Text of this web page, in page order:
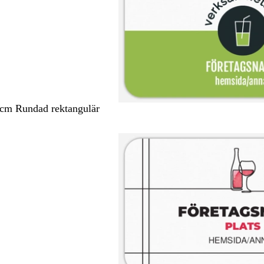
Rundad rektangulär